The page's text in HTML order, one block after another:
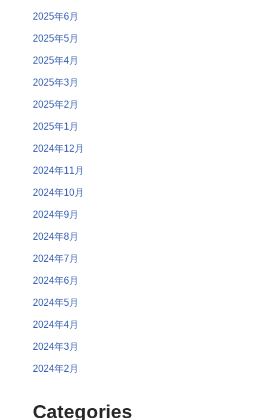
2025年6月
2025年5月
2025年4月
2025年3月
2025年2月
2025年1月
2024年12月
2024年11月
2024年10月
2024年9月
2024年8月
2024年7月
2024年6月
2024年5月
2024年4月
2024年3月
2024年2月
Categories